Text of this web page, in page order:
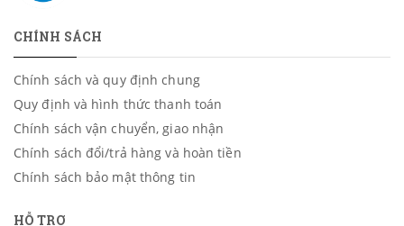
CHÍNH SÁCH
Chính sách và quy định chung
Quy định và hình thức thanh toán
Chính sách vận chuyển, giao nhận
Chính sách đổi/trả hàng và hoàn tiền
Chính sách bảo mật thông tin
HỖ TRỢ